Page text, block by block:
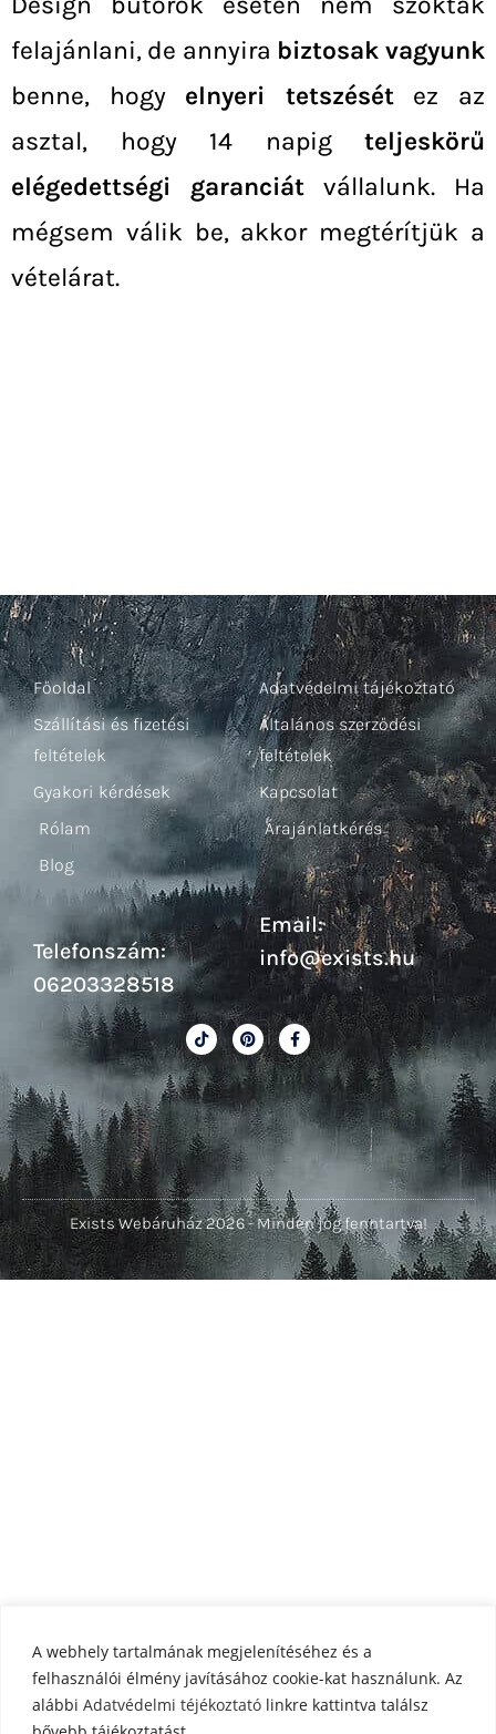
A webhely tartalmának megjelenítéséhez és a
felhasználói élmény javításához cookie-kat használunk. Az
alábbi Adatvédelmi téjékoztató linkre kattintva találsz
felajánlani, de annyira biztosak vagyunk
benne, hogy elnyeri tetszésétez az
asztal, hogy 14 napig teljeskörű
elégedettségi garanciát vállalunk. Ha
mégsem válik be, akkor megtérítjük a
vételárat.
Főoldal
Szállítási és fizetési
feltételek
Gyakori kérdések
Rólam
Blog
Telefonszám:
06203328518
Adatvédelmi tájékoztató
Általános szerződési
feltételek
Kapcsolat
Árajánlatkérés
Email:
info@exists.hu
Exists Webáruház 2026 - Minden jog fenntartva!